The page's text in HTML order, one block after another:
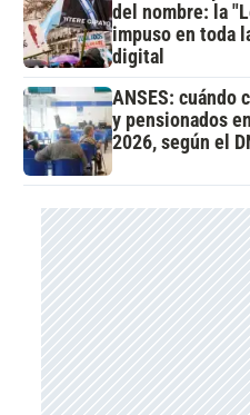
del nombre: la
impuso en toda
digital
ANSES: cuándo
y pensionados
2026, según el